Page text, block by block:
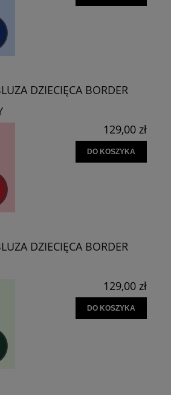
DZIECIĘCA BORDER
129,00 zł
DO KOSZYKA
DZIECIĘCA BORDER
129,00 zł
DO KOSZYKA